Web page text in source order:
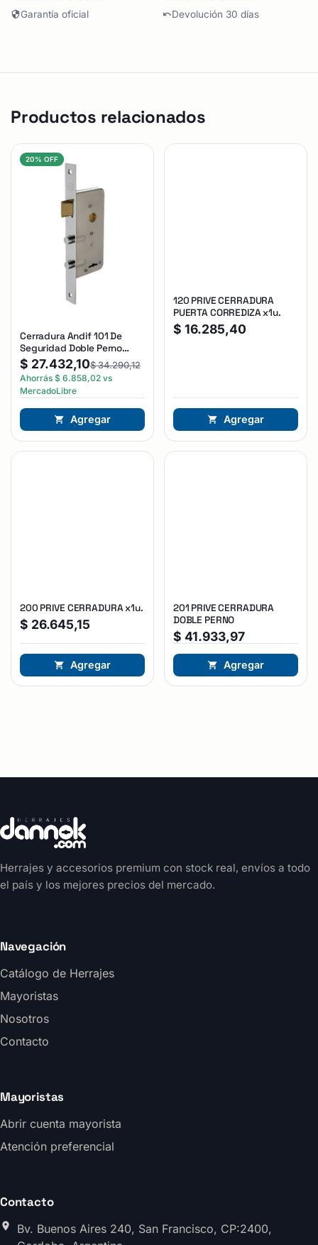
Garantía oficial
Devolución 30 días
Productos relacionados
20% OFF
Cerradura Andif 101 De
Seguridad Doble Perno
Reforzada Plateado
$ 27.432,10$34.290,12
Ahorrás $ 6.858,02 vs
MercadoLibre
Agregar
120 PRIVE CERRADURA
PUERTA CORREDIZA x1u.
$ 16.285,40
Agregar
200 PRIVE CERRADURA x1u.
$ 26.645,15
Agregar
201 PRIVE CERRADURA
DOBLE PERNO
$ 41.933,97
Agregar
Herrajes y accesorios premium con stock real, envíos a todo
el país y los mejores precios del mercado.
Navegación
Catálogo de Herrajes
Mayoristas
Nosotros
Contacto
Mayoristas
Abrir cuenta mayorista
Atención preferencial
Contacto
Bv. Buenos Aires 240, San Francisco, CP:2400,